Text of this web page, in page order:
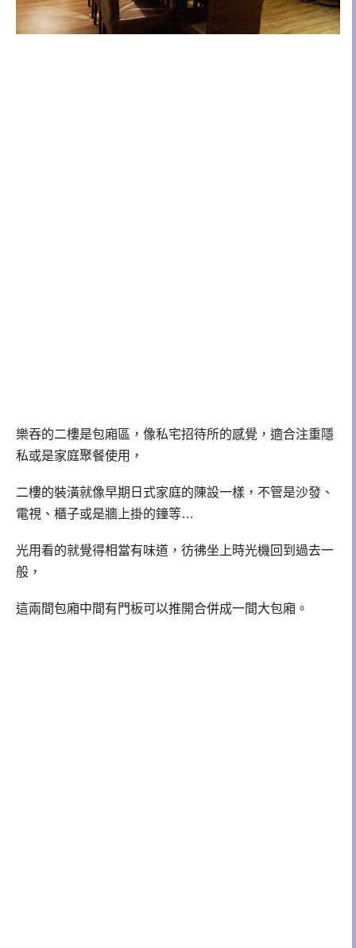
樂吞的二樓是包廂區，像私宅招待所的感覺，適合注重隱
私或是家庭聚餐使用，
二樓的裝潢就像早期日式家庭的陳設一樣，不管是沙發、
電視、櫃子或是牆上掛的鐘等…
光用看的就覺得相當有味道，彷彿坐上時光機回到過去一
般，
這兩間包廂中間有門板可以推開合併成一間大包廂。